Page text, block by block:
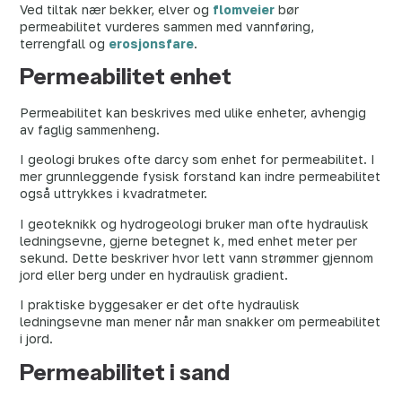
Ved tiltak nær bekker, elver og flomveier bør
permeabilitet vurderes sammen med vannføring,
terrengfall og erosjonsfare.
Permeabilitet enhet
Permeabilitet kan beskrives med ulike enheter, avhengig
av faglig sammenheng.
I geologi brukes ofte darcy som enhet for permeabilitet. I
mer grunnleggende fysisk forstand kan indre permeabilitet
også uttrykkes i kvadratmeter.
I geoteknikk og hydrogeologi bruker man ofte hydraulisk
ledningsevne, gjerne betegnet k, med enhet meter per
sekund. Dette beskriver hvor lett vann strømmer gjennom
jord eller berg under en hydraulisk gradient.
I praktiske byggesaker er det ofte hydraulisk
ledningsevne man mener når man snakker om permeabilitet
i jord.
Permeabilitet i sand